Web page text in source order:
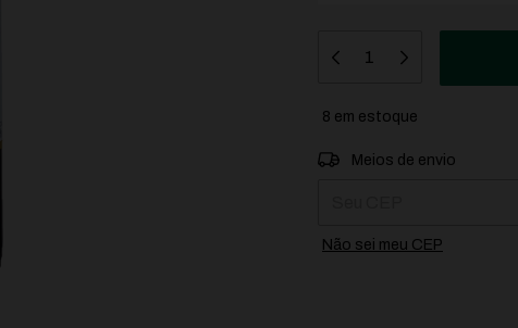
8 em estoque
Entregas para o CEP:
Meios de envio
Não sei meu CEP